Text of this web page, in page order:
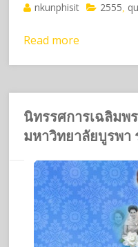
nkunphisit 2555
Read more
นิทรรศการเฉลิมพ
มหาวิทยาลัยบูรพา